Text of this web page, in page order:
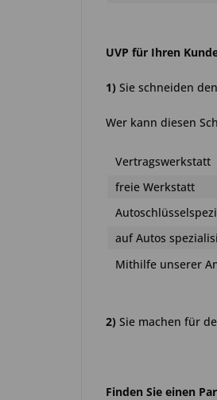
UVP für Ihren
1) Sie schneiden
Wer kann diesen
Vertragswerkstatt
freie Werkstatt
auf Autos
Mithilfe unserer
2) Sie machen für
Finden Sie einen